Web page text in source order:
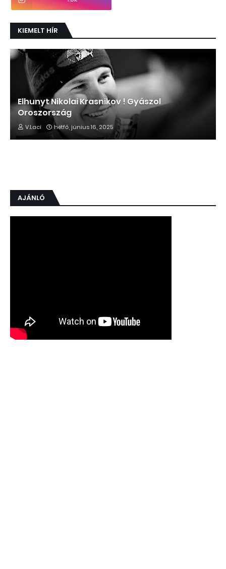
KIEMELT HÍR
Elhunyt Nikolai Krasnikov ! Gyászol
Oroszország
V.Laci hétfő, június 16, 2025
AJÁNLÓ